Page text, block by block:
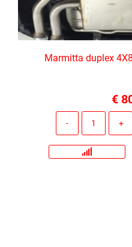
Marmitta duplex
€